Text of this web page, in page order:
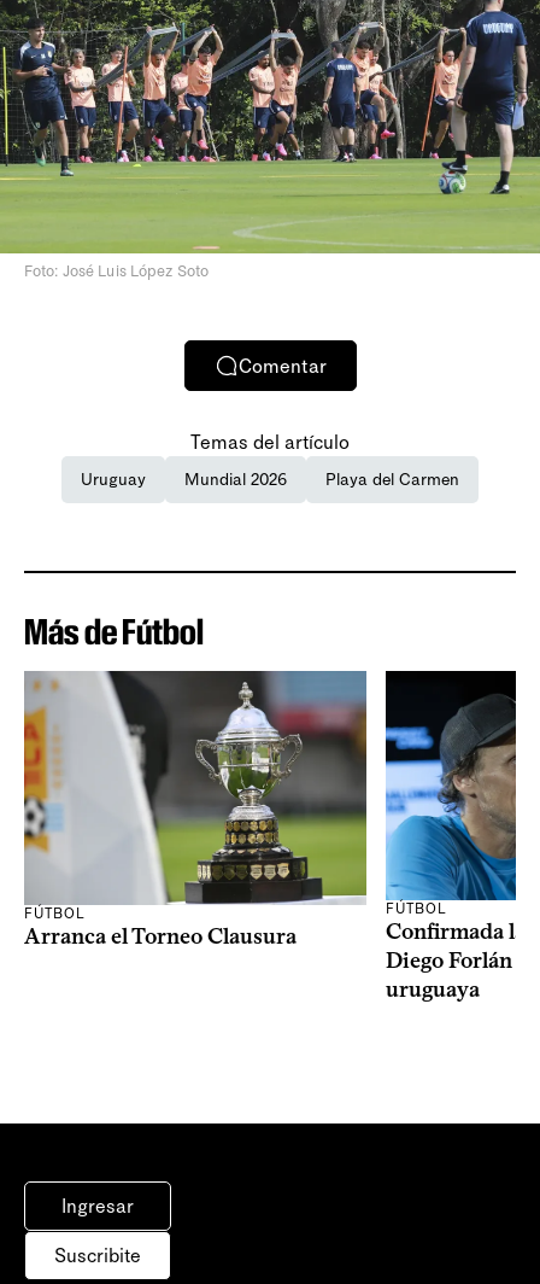
Foto: José Luis López Soto
Comentar
Temas del artículo
Uruguay Mundial 2026 Playa del Carmen
Más de Fútbol
FÚTBOL
Arranca el Torneo Clausura
FÚTBOL
Confirmada la
Diego Forlán
uruguaya
Ingresar
Suscribite